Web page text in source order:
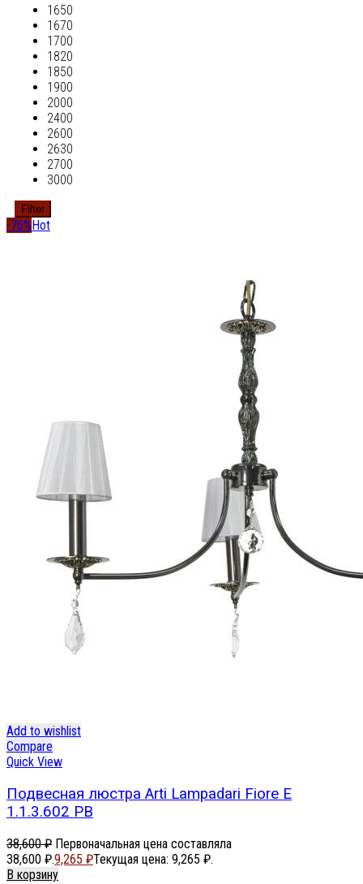
1650
1670
1700
1820
1850
1900
2000
2400
2600
2630
2700
3000
Filter
-76% Hot
Add to wishlist
Compare
Quick View
Подвесная люстра Arti Lampadari Fiore E
1.1.3.602 PB
38,600₽ Первоначальная цена составляла
38,600 ₽.9,265 ₽Текущая цена: 9,265 ₽.
В корзину